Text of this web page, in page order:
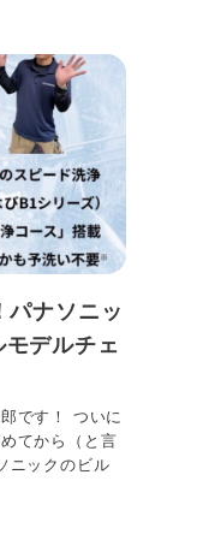
パナソニッ
デルチェ
です！ ついに
てから（と言
ニックのビル